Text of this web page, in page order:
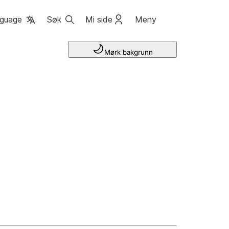
Søk Mi side Meny
Mørk bakgrunn